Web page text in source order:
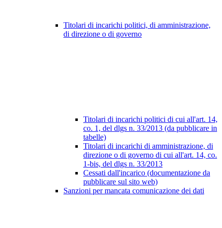
Titolari di incarichi politici, di amministrazione,
di direzione o di governo
Titolari di incarichi politici di cui all'art. 14,
co. 1, del dlgs n. 33/2013 (da pubblicare in
tabelle)
Titolari di incarichi di amministrazione, di
direzione o di governo di cui all'art. 14, co.
1-bis, del dlgs n. 33/2013
Cessati dall'incarico (documentazione da
pubblicare sul sito web)
Sanzioni per mancata comunicazione dei dati